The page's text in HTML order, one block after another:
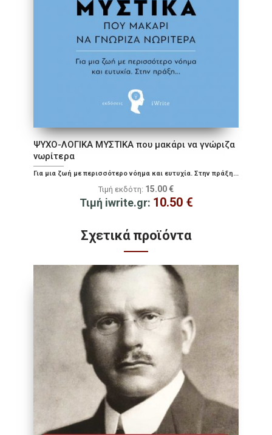
ΨΥΧΟ-ΛΟΓΙΚΑ ΜΥΣΤΙΚΑ που μακάρι να γνώριζα
νωρίτερα
Για μια ζωή με περισσότερο νόημα και ευτυχία. Στην πράξη...
Τιμή εκδότη: 15.00 €
Τιμή iwrite.gr: 10.50 €
Σχετικά προϊόντα